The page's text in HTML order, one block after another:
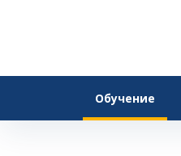
Обучение